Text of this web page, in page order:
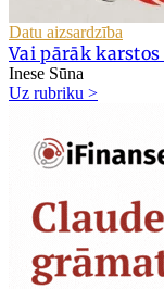
Datu aizsardzība
Vai pārāk
Inese Sūna
Uz rubriku >